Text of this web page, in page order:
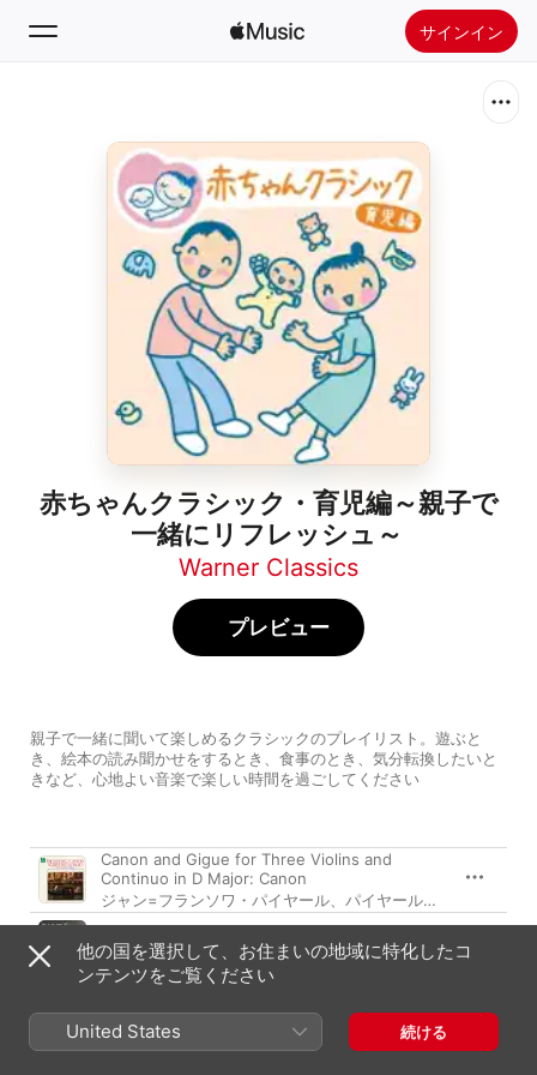
サインイン
新着おすすめ
Apple Musicをインストール
赤ちゃんクラシック・育児編～親子で
一緒にリフレッシュ～
Warner Classics
親子で一緒に聞いて楽しめるクラシックのプレイリスト。遊ぶと
き、絵本の読み聞かせをするとき、食事のとき、気分転換したいと
きなど、心地よい音楽で楽しい時間を過ごしてください
プレビュー
曲 時間
Canon and Gigue for Three Violins and
Continuo in D Major: Canon
ジャン=フランソワ・パイヤール
パイヤール室内管弦楽団
ジャン=ピエール・ランパル、リリー・ラスキーヌ
アンヌ・ケフェレック
Deux arabesques, L. 66: I. Andantino con
他の国を選択して、お住まいの地域に特化したコ
ンテンツをご覧ください
United States 続ける